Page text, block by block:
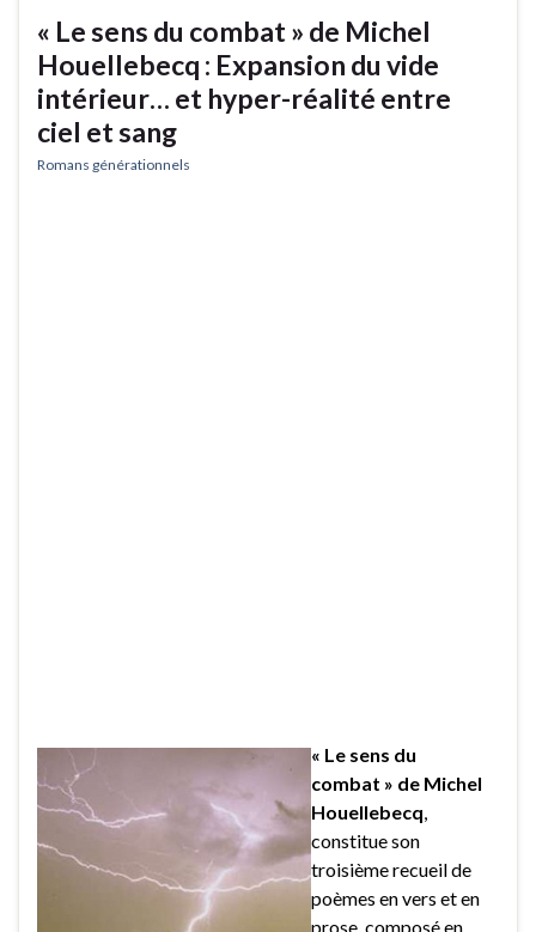
« Le sens du combat » de Michel
Houellebecq : Expansion du vide
intérieur… et hyper-réalité entre
ciel et sang
Romans générationnels
« Le sens du
combat » de Michel
Houellebecq
constitue son
troisième recueil de
poèmes en vers et en
prose, composé en